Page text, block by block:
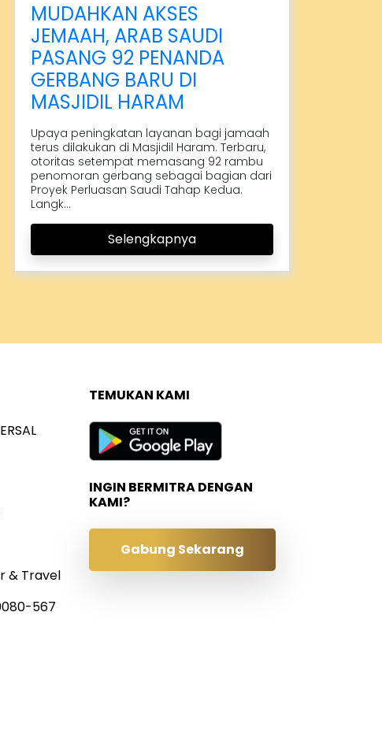
MUDAHKAN AKSES
JEMAAH, ARAB SAUDI
PASANG 92 PENANDA
GERBANG BARU DI
MASJIDIL HARAM
Upaya peningkatan layanan bagi jamaah
terus dilakukan di Masjidil Haram. Terbaru,
otoritas setempat memasang 92 rambu
penomoran gerbang sebagai bagian dari
Proyek Perluasan Saudi Tahap Kedua.
Langk...
Selengkapnya
& Travel
567
TEMUKAN KAMI
INGIN BERMITRA DENGAN
KAMI?
Gabung Sekarang